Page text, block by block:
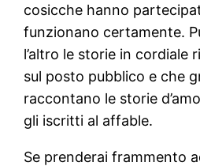
cosicche hanno
funzionano certamente.
l’altro le storie in cordiale
sul posto pubblico e che
raccontano le storie
gli iscritti al affable.
Se prenderai frammento